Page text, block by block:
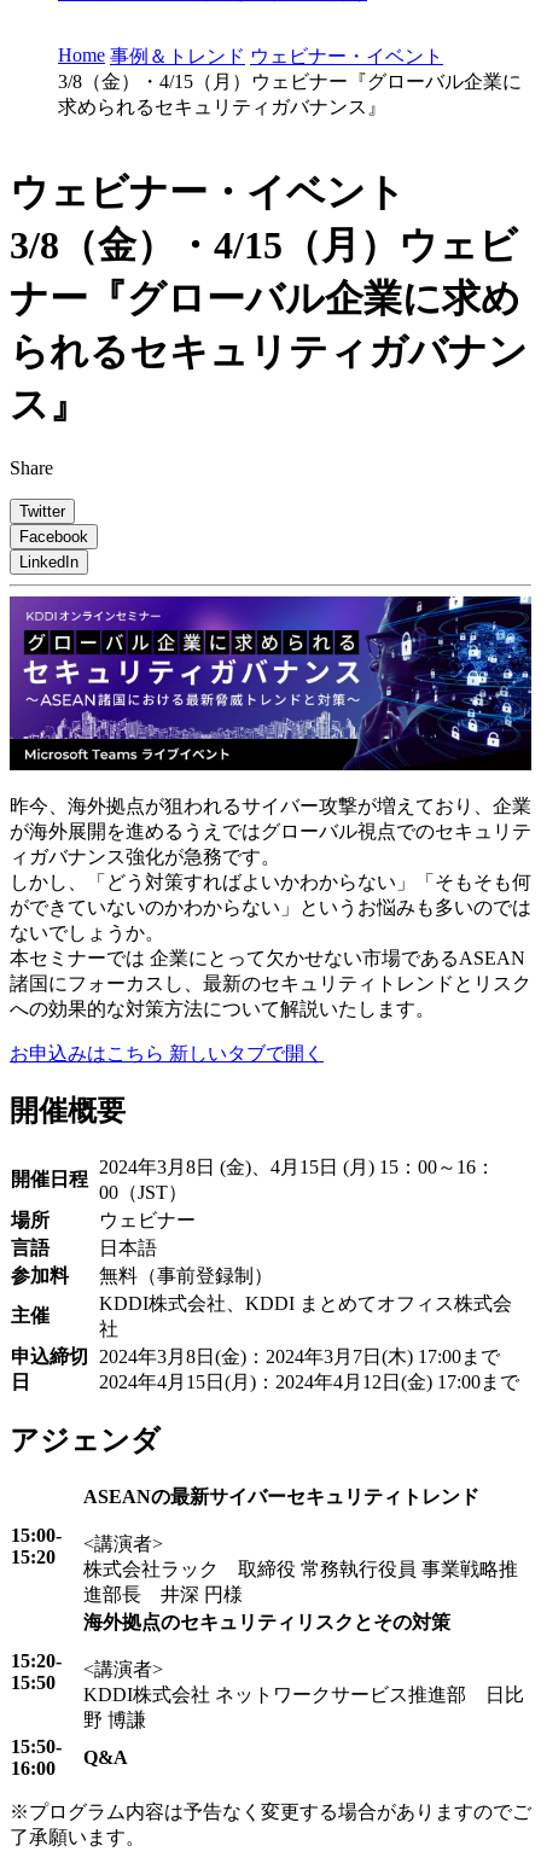
Home 事例＆トレンド ウェビナー・イベント
3/8（金）・4/15（月）ウェビナー『グローバル企業に
求められるセキュリティガバナンス』
ウェビナー・イベント
3/8（金）・4/15（月）ウェビ
ナー『グローバル企業に求め
られるセキュリティガバナン
ス』
Share
Twitter
Facebook
LinkedIn
昨今、海外拠点が狙われるサイバー攻撃が増えており、企業
が海外展開を進めるうえではグローバル視点でのセキュリテ
ィガバナンス強化が急務です。
しかし、「どう対策すればよいかわからない」「そもそも何
ができていないのかわからない」というお悩みも多いのでは
ないでしょうか。
本セミナーでは 企業にとって欠かせない市場であるASEAN
諸国にフォーカスし、最新のセキュリティトレンドとリスク
への効果的な対策方法について解説いたします。
お申込みはこちら 新しいタブで開く
開催概要
開催日程
2024年3月8日 (金)、4月15日 (月) 15：00～16：
00（JST）
場所
ウェビナー
言語
日本語
参加料
無料（事前登録制）
主催
KDDI株式会社、KDDI まとめてオフィス株式会
社
申込締切
日
2024年3月8日(金)：2024年3月7日(木) 17:00まで
2024年4月15日(月)：2024年4月12日(金) 17:00まで
アジェンダ
15:00-
15:20
ASEANの最新サイバーセキュリティトレンド
<講演者>
株式会社ラック 取締役 常務執行役員 事業戦略推
進部長 井深 円様
15:20-
15:50
海外拠点のセキュリティリスクとその対策
<講演者>
KDDI株式会社 ネットワークサービス推進部 日比
野 博謙
15:50-
16:00
Q&A
※プログラム内容は予告なく変更する場合がありますのでご
了承願います。